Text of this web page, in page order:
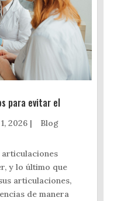
para evitar el
2026|
Blog
articulaciones
y lo último que
articulaciones,
de manera